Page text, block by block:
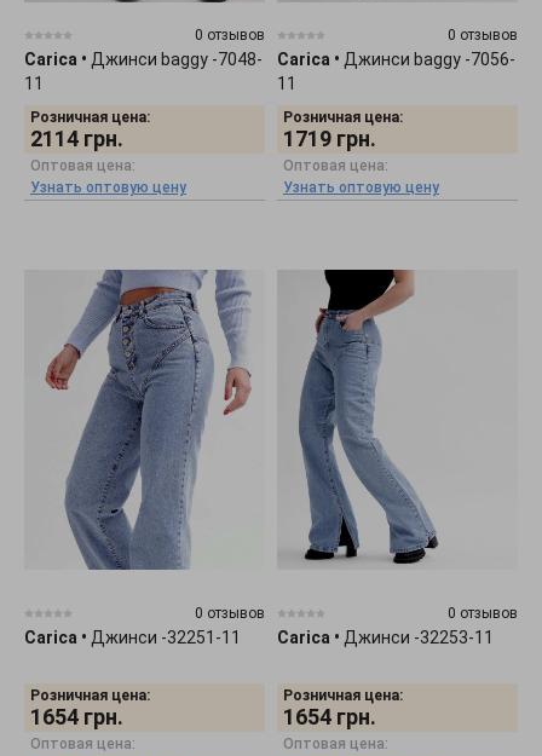
0 отзывов
Carica • Джинси baggy -7048-
11
Розничная цена:
2114 грн.
Оптовая цена:
Узнать оптовую цену
0 отзывов
Carica • Джинси baggy -7056-
11
Розничная цена:
1719 грн.
Оптовая цена:
Узнать оптовую цену
0 отзывов
Carica • Джинси -32251-11
Розничная цена:
1654 грн.
Оптовая цена:
0 отзывов
Carica • Джинси -32253-11
Розничная цена:
1654 грн.
Оптовая цена: